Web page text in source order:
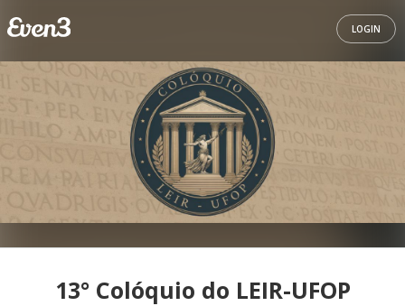
LOGIN
13° Colóquio do LEIR-UFOP